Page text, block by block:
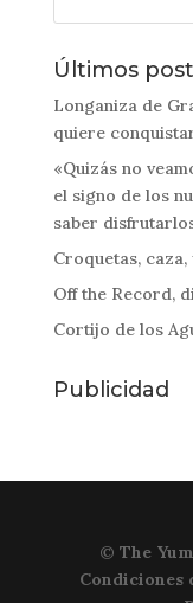
Últimos
Longaniza de
quiere
«Quizás no
el signo de los
saber
Croquetas,
Off the Record,
Cortijo de los
Publicidad
© The
Condiciones